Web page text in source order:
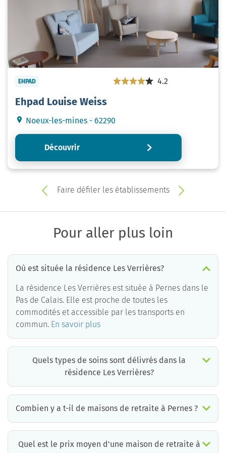
EHPAD 4.2
Ehpad Louise Weiss
Noeux-les-mines - 62290
Découvrir
Faire défiler les établissements
Pour aller plus loin
Où est située la résidence Les Verrières?
La résidence Les Verrières est située à Pernes dans le
Pas de Calais. Elle est proche de toutes les
commodités et accessible par les transports en
commun. En savoir plus
Quels types de soins sont délivrés dans la
résidence Les Verrières?
Combien y a t-il de maisons de retraite à Pernes ?
Quel est le prix moyen d'une maison de retraite à